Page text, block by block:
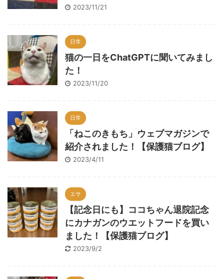
2023/11/21
日常
猫の一日をChatGPTに聞いてみまし
た！
2023/11/20
日常
「ねこのきもち」ウェブマガジンで
紹介されました！【保護猫ブログ】
2023/4/11
エサ
【記念日にも】ココちゃん退院記念
にカナガンのウエットフードを買い
ました！【保護猫ブログ】
2023/9/2